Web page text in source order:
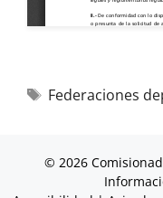
Federaciones
© 2026